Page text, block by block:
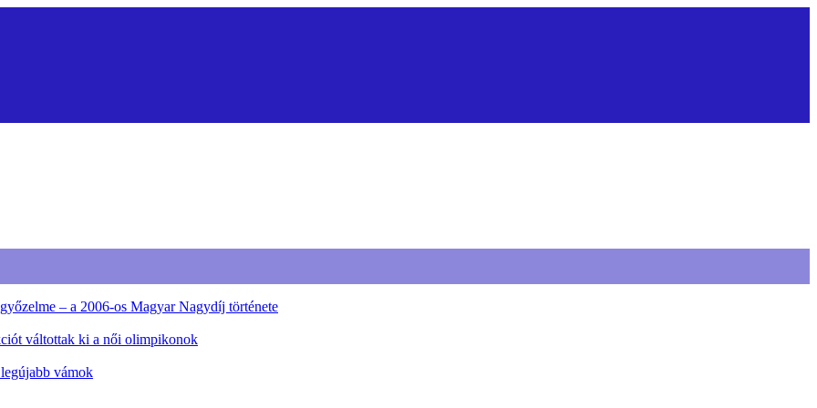
– a 2006-os Magyar Nagydíj története
váltottak ki a női olimpikonok
vámok